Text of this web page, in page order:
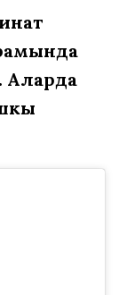
Аларда